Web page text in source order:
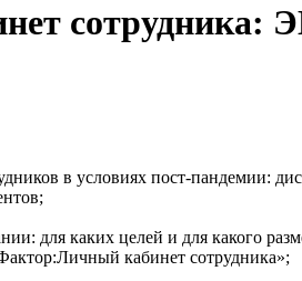
сотрудника:
в условиях пост-пандемии:
для каких целей и для какого
кабинет сотрудника»;